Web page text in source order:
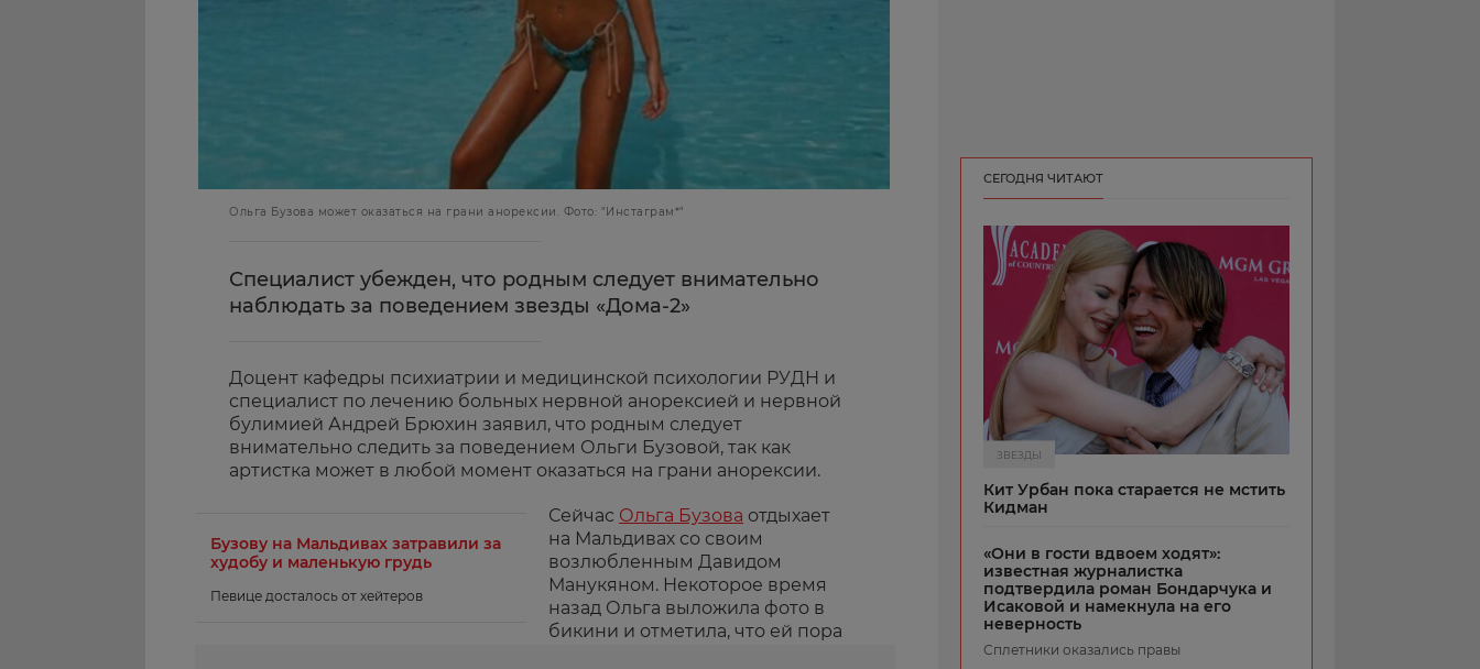
Ольга Бузова может оказаться на грани анорексии. Фото: "Инстаграм*"
Специалист убежден, что родным следует внимательно
наблюдать за поведением звезды «Дома-2»
Доцент кафедры психиатрии и медицинской психологии РУДН и
специалист по лечению больных нервной анорексией и нервной
булимией Андрей Брюхин заявил, что родным следует
внимательно следить за поведением Ольги Бузовой, так как
артистка может в любой момент оказаться на грани анорексии.
Бузову на Мальдивах затравили за
худобу и маленькую грудь
Певице досталось от хейтеров
Сейчас Ольга Бузова отдыхает
на Мальдивах со своим
возлюбленным Давидом
Манукяном. Некоторое время
назад Ольга выложила фото в
бикини и отметила, что ей пора
СЕГОДНЯ ЧИТАЮТ
ЗВЕЗДЫ
Кит Урбан пока старается не мстить
Кидман
«Они в гости вдвоем ходят»:
известная журналистка
подтвердила роман Бондарчука и
Исаковой и намекнула на его
неверность
Сплетники оказались правы